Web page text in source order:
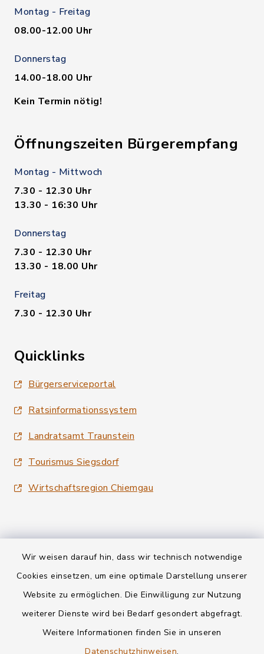
Wir weisen darauf hin, dass wir technisch notwendige
Cookies einsetzen, um eine optimale Darstellung unserer
Website zu ermöglichen. Die Einwilligung zur Nutzung
weiterer Dienste wird bei Bedarf gesondert abgefragt.
Weitere Informationen finden Sie in unseren
Datenschutzhinweisen.
Montag - Freitag
08.00-12.00 Uhr
Donnerstag
14.00-18.00 Uhr
Kein Termin nötig!
Öffnungszeiten Bürgerempfang
Montag - Mittwoch
7.30 - 12.30 Uhr
13.30 - 16:30 Uhr
Donnerstag
7.30 - 12.30 Uhr
13.30 - 18.00 Uhr
Freitag
7.30 - 12.30 Uhr
Quicklinks
Bürgerserviceportal
Ratsinformationssystem
Landratsamt Traunstein
Tourismus Siegsdorf
Wirtschaftsregion Chiemgau
Kontakt
Informationspflichten